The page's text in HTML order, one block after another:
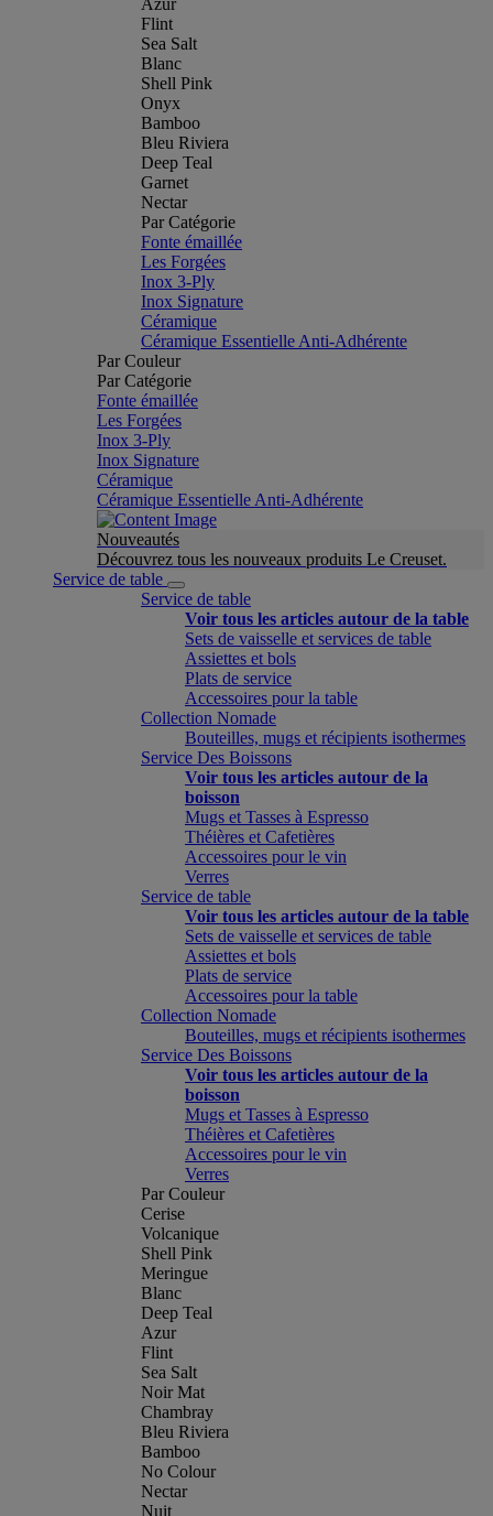
Azur
Flint
Sea Salt
Blanc
Shell Pink
Onyx
Bamboo
Bleu Riviera
Deep Teal
Garnet
Nectar
Par Catégorie
Fonte émaillée
Les Forgées
Inox 3-Ply
Inox Signature
Céramique
Céramique Essentielle Anti-Adhérente
Par Couleur
Par Catégorie
Fonte émaillée
Les Forgées
Inox 3-Ply
Inox Signature
Céramique
Céramique Essentielle Anti-Adhérente
Nouveautés
Découvrez tous les nouveaux produits Le Creuset.
Service de table
Service de table
Voir tous les articles autour de la table
Sets de vaisselle et services de table
Assiettes et bols
Plats de service
Accessoires pour la table
Collection Nomade
Bouteilles, mugs et récipients isothermes
Service Des Boissons
Voir tous les articles autour de la
boisson
Mugs et Tasses à Espresso
Théières et Cafetières
Accessoires pour le vin
Verres
Service de table
Voir tous les articles autour de la table
Sets de vaisselle et services de table
Assiettes et bols
Plats de service
Accessoires pour la table
Collection Nomade
Bouteilles, mugs et récipients isothermes
Service Des Boissons
Voir tous les articles autour de la
boisson
Mugs et Tasses à Espresso
Théières et Cafetières
Accessoires pour le vin
Verres
Par Couleur
Cerise
Volcanique
Shell Pink
Meringue
Blanc
Deep Teal
Azur
Flint
Sea Salt
Noir Mat
Chambray
Bleu Riviera
Bamboo
No Colour
Nectar
Nuit